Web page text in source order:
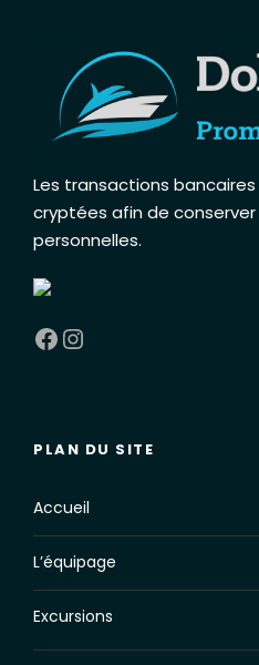
Les transactions
cryptées afin de
personnelles.
Facebook Instagram
PLAN DU SITE
Accueil
L’équipage
Excursions